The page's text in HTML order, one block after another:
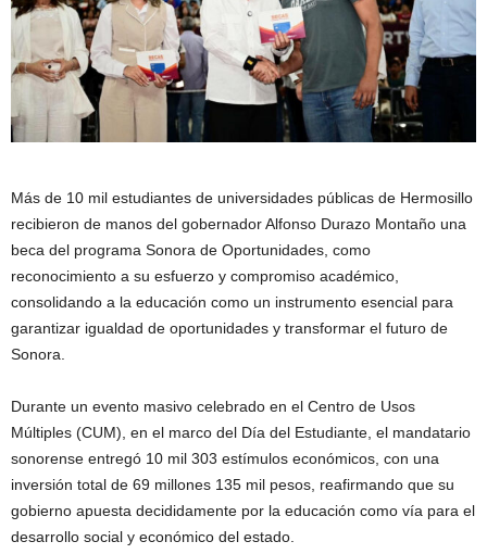
Más de 10 mil estudiantes de universidades públicas de Hermosillo
recibieron de manos del gobernador Alfonso Durazo Montaño una
beca del programa Sonora de Oportunidades, como
reconocimiento a su esfuerzo y compromiso académico,
consolidando a la educación como un instrumento esencial para
garantizar igualdad de oportunidades y transformar el futuro de
Sonora.
Durante un evento masivo celebrado en el Centro de Usos
Múltiples (CUM), en el marco del Día del Estudiante, el mandatario
sonorense entregó 10 mil 303 estímulos económicos, con una
inversión total de 69 millones 135 mil pesos, reafirmando que su
gobierno apuesta decididamente por la educación como vía para el
desarrollo social y económico del estado.